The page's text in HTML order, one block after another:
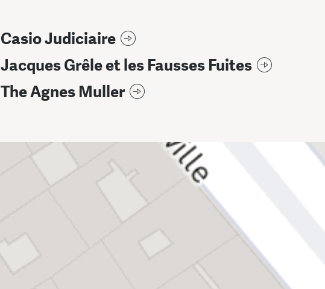
Casio Judiciaire
Jacques Grêle et les Fausses Fuites
The Agnes Muller